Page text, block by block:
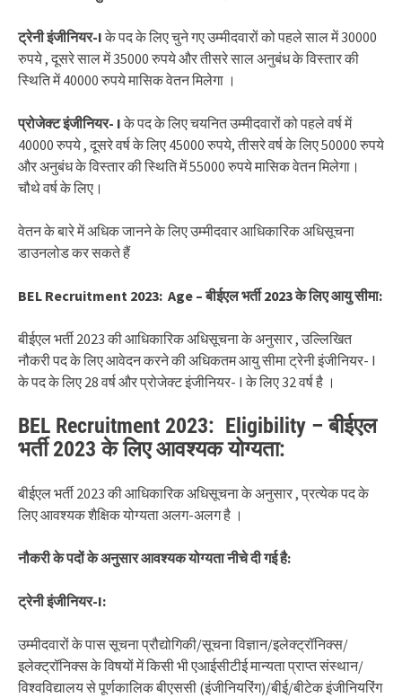
ट्रेनी इंजीनियर-Iके पद के लिए चुने गए उम्मीदवारों को पहले साल में 30000
रुपये , दूसरे साल में 35000 रुपये और तीसरे साल अनुबंध के विस्तार की
स्थिति में 40000 रुपये मासिक वेतन मिलेगा ।
प्रोजेक्ट इंजीनियर- Iके पद के लिए चयनित उम्मीदवारों को पहले वर्ष में
40000 रुपये , दूसरे वर्ष के लिए 45000 रुपये, तीसरे वर्ष के लिए 50000 रुपये
और अनुबंध के विस्तार की स्थिति में 55000 रुपये मासिक वेतन मिलेगा।
चौथे वर्ष के लिए।
वेतन के बारे में अधिक जानने के लिए उम्मीदवार आधिकारिक अधिसूचना
डाउनलोड कर सकते हैं
BEL Recruitment 2023: Age – बीईएल भर्ती 2023 के लिए आयु सीमा:
बीईएल भर्ती 2023 की आधिकारिक अधिसूचना के अनुसार , उल्लिखित
नौकरी पद के लिए आवेदन करने की अधिकतम आयु सीमा ट्रेनी इंजीनियर- I
के पद के लिए 28 वर्ष और प्रोजेक्ट इंजीनियर- I के लिए 32 वर्ष है ।
BEL Recruitment 2023: Eligibility – बीईएल
भर्ती 2023 के लिए आवश्यक योग्यता:
बीईएल भर्ती 2023 की आधिकारिक अधिसूचना के अनुसार , प्रत्येक पद के
लिए आवश्यक शैक्षिक योग्यता अलग-अलग है ।
नौकरी के पदों के अनुसार आवश्यक योग्यता नीचे दी गई है:
ट्रेनी इंजीनियर-I:
उम्मीदवारों के पास सूचना प्रौद्योगिकी/सूचना विज्ञान/इलेक्ट्रॉनिक्स/
इलेक्ट्रॉनिक्स के विषयों में किसी भी एआईसीटीई मान्यता प्राप्त संस्थान/
विश्वविद्यालय से पूर्णकालिक बीएससी (इंजीनियरिंग)/बीई/बीटेक इंजीनियरिंग